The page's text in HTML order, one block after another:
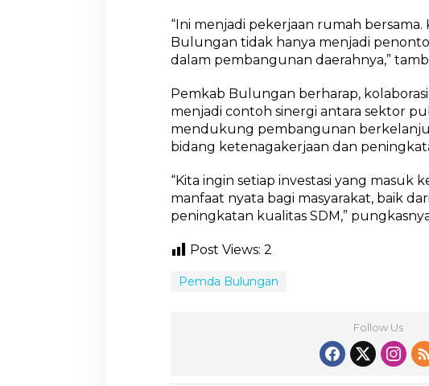
“Ini menjadi pekerjaan rumah bersama.
Bulungan tidak hanya menjadi
dalam pembangunan daerahnya,”
Pemkab Bulungan berharap,
menjadi contoh sinergi antara sektor
mendukung pembangunan
bidang ketenagakerjaan dan
“Kita ingin setiap investasi yang masuk
manfaat nyata bagi masyarakat, baik
peningkatan kualitas SDM,”
Post Views: 2
Pemda Bulungan
Follow Us